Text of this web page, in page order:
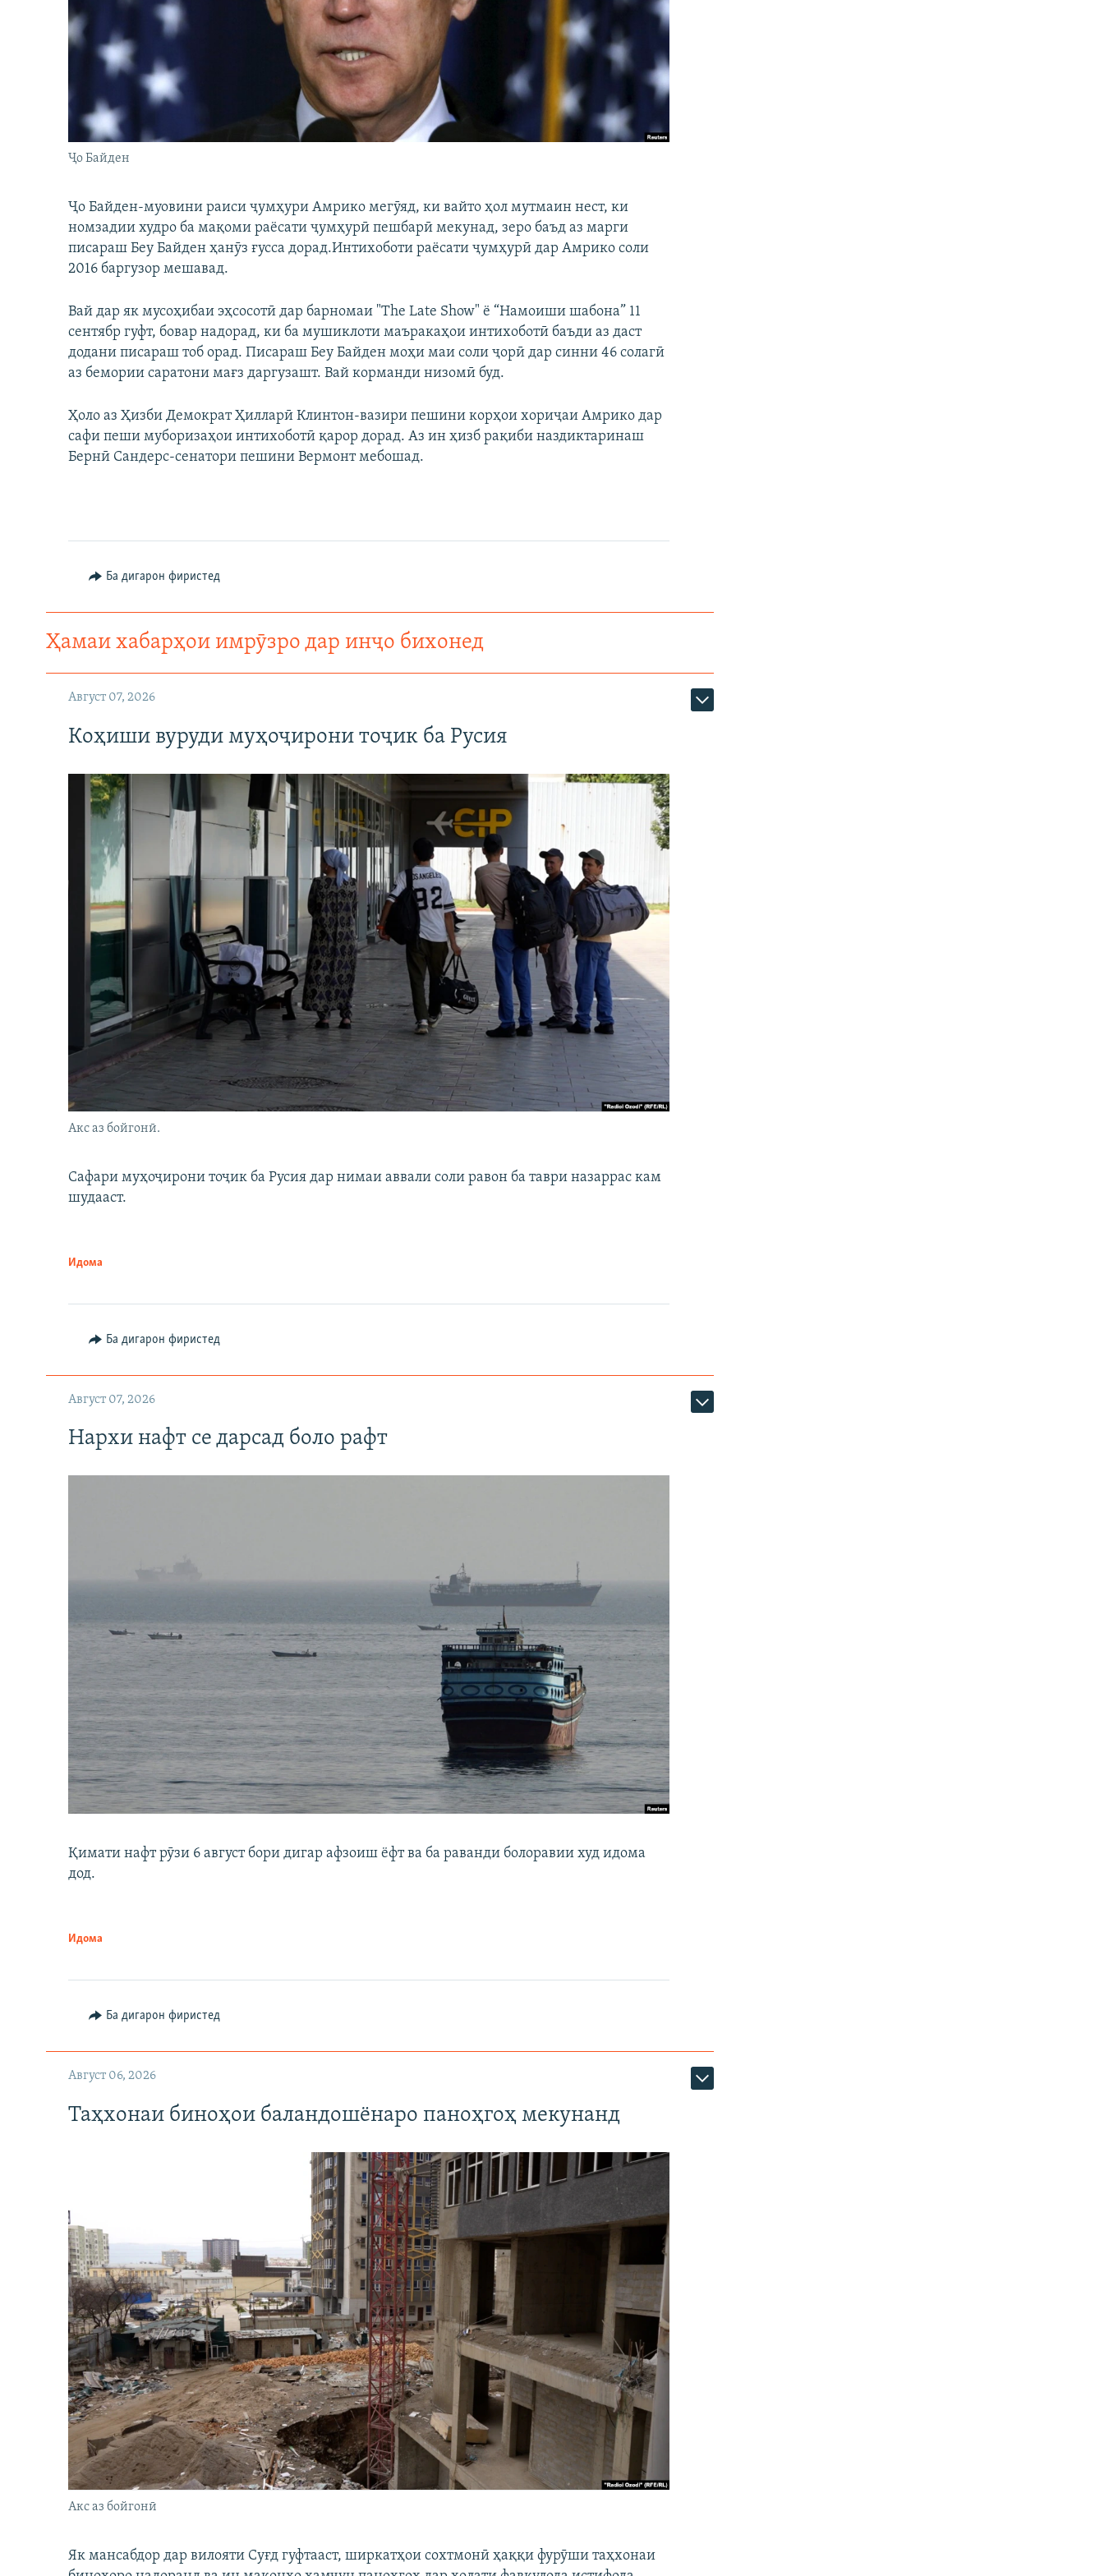
Ҷо Байден
Ҷо Байден-муовини раиси ҷумҳури Амрико мегӯяд, ки вайто ҳол мутмаин нест, ки
номзадии худро ба мақоми раёсати ҷумҳурӣ пешбарӣ мекунад, зеро баъд аз марги
писараш Беу Байден ҳанӯз ғусса дорад.Интихоботи раёсати ҷумҳурӣ дар Амрико соли
2016 баргузор мешавад.
Вай дар як мусоҳибаи эҳсосотӣ дар барномаи "The Late Show" ё “Намоиши шабона” 11
сентябр гуфт, бовар надорад, ки ба мушиклоти маъракаҳои интихоботӣ баъди аз даст
додани писараш тоб орад. Писараш Беу Байден моҳи маи соли ҷорӣ дар синни 46 солагӣ
аз бемории саратони мағз даргузашт. Вай корманди низомӣ буд.
Ҳоло аз Ҳизби Демократ Ҳилларӣ Клинтон-вазири пешини корҳои хориҷаи Амрико дар
сафи пеши муборизаҳои интихоботӣ қарор дорад. Аз ин ҳизб рақиби наздиктаринаш
Бернӣ Сандерс-сенатори пешини Вермонт мебошад.
Ба дигарон фиристед
Ҳамаи хабарҳои имрӯзро дар инҷо бихонед
Август 07, 2026
Коҳиши вуруди муҳоҷирони тоҷик ба Русия
Акс аз бойгонӣ.
Сафари муҳоҷирони тоҷик ба Русия дар нимаи аввали соли равон ба таври назаррас кам
шудааст.
Идома
Ба дигарон фиристед
Август 07, 2026
Нархи нафт се дарсад боло рафт
Қимати нафт рӯзи 6 август бори дигар афзоиш ёфт ва ба раванди болоравии худ идома
дод.
Идома
Ба дигарон фиристед
Август 06, 2026
Таҳхонаи биноҳои баландошёнаро паноҳгоҳ мекунанд
Акс аз бойгонӣ
Як мансабдор дар вилояти Суғд гуфтааст, ширкатҳои сохтмонӣ ҳаққи фурӯши таҳхонаи